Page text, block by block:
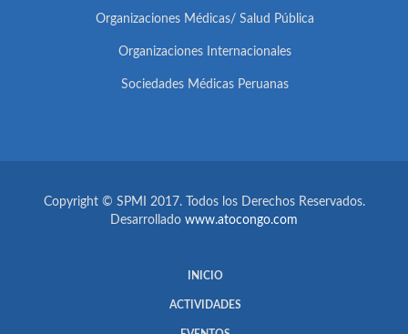
Organizaciones Médicas/ Salud Pública
Organizaciones Internacionales
Sociedades Médicas Peruanas
Copyright © SPMI 2017. Todos los Derechos Reservados.
Desarrollado www.atocongo.com
INICIO
ACTIVIDADES